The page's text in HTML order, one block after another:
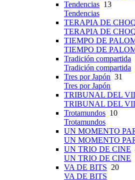
Tendencias 13
Tendencias
TERAPIA DE
TERAPIA DE
TIEMPO DE
TIEMPO DE
Tradición compartida
Tradición compartida
Tres por Japón 31
Tres por Japón
TRIBUNAL DEL
TRIBUNAL DEL
Trotamundos 10
Trotamundos
UN MOMENTO
UN MOMENTO
UN TRIO DE CINE
UN TRIO DE CINE
VA DE BITS 20
VA DE BITS